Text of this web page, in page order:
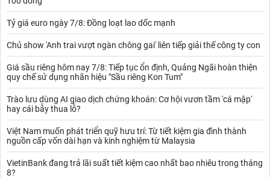
Tỷ giá euro ngày 7/8: Đồng loạt lao dốc mạnh
Chủ show 'Anh trai vượt ngàn chông gai' liên tiếp giải thế công ty con
Giá sầu riêng hôm nay 7/8: Tiếp tục ổn định, Quảng Ngãi hoàn thiện
quy chế sử dụng nhãn hiệu "Sầu riêng Kon Tum"
Trào lưu dùng AI giao dịch chứng khoán: Cơ hội vươn tầm 'cá mập'
hay cái bẫy thua lỗ?
Việt Nam muốn phát triển quỹ hưu trí: Từ tiết kiệm gia đình thành
nguồn cấp vốn dài hạn và kinh nghiệm từ Malaysia
VietinBank đang trả lãi suất tiết kiệm cao nhất bao nhiêu trong tháng
8?